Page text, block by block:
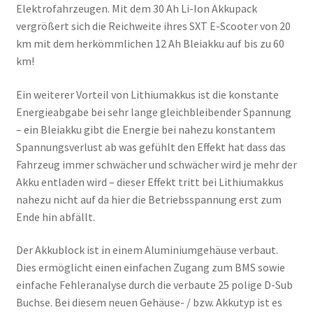
Elektrofahrzeugen. Mit dem 30 Ah Li-Ion Akkupack
vergrößert sich die Reichweite ihres SXT E-Scooter von 20
km mit dem herkömmlichen 12 Ah Bleiakku auf bis zu 60
km!
Ein weiterer Vorteil von Lithiumakkus ist die konstante
Energieabgabe bei sehr lange gleichbleibender Spannung
– ein Bleiakku gibt die Energie bei nahezu konstantem
Spannungsverlust ab was gefühlt den Effekt hat dass das
Fahrzeug immer schwächer und schwächer wird je mehr der
Akku entladen wird – dieser Effekt tritt bei Lithiumakkus
nahezu nicht auf da hier die Betriebsspannung erst zum
Ende hin abfällt.
Der Akkublock ist in einem Aluminiumgehäuse verbaut.
Dies ermöglicht einen einfachen Zugang zum BMS sowie
einfache Fehleranalyse durch die verbaute 25 polige D-Sub
Buchse. Bei diesem neuen Gehäuse- / bzw. Akkutyp ist es